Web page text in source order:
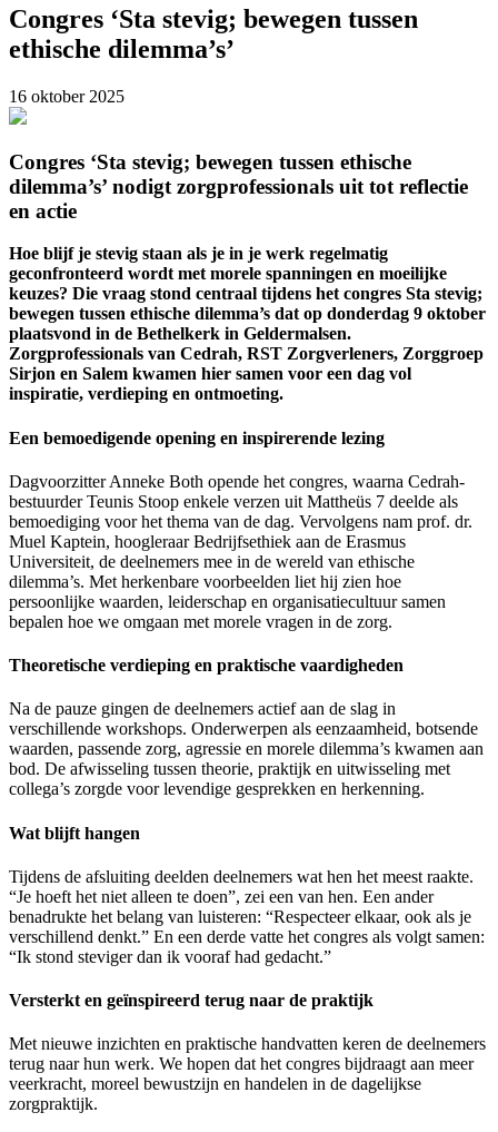
Congres ‘Sta stevig; bewegen tussen
ethische dilemma’s’
16 oktober 2025
Congres ‘Sta stevig; bewegen tussen ethische
dilemma’s’ nodigt zorgprofessionals uit tot reflectie
en actie
Hoe blijf je stevig staan als je in je werk regelmatig
geconfronteerd wordt met morele spanningen en moeilijke
keuzes? Die vraag stond centraal tijdens het congres Sta stevig;
bewegen tussen ethische dilemma’s dat op donderdag 9 oktober
plaatsvond in de Bethelkerk in Geldermalsen.
Zorgprofessionals van Cedrah, RST Zorgverleners, Zorggroep
Sirjon en Salem kwamen hier samen voor een dag vol
inspiratie, verdieping en ontmoeting.
Een bemoedigende opening en inspirerende lezing
Dagvoorzitter Anneke Both opende het congres, waarna Cedrah-
bestuurder Teunis Stoop enkele verzen uit Mattheüs 7 deelde als
bemoediging voor het thema van de dag. Vervolgens nam prof. dr.
Muel Kaptein, hoogleraar Bedrijfsethiek aan de Erasmus
Universiteit, de deelnemers mee in de wereld van ethische
dilemma’s. Met herkenbare voorbeelden liet hij zien hoe
persoonlijke waarden, leiderschap en organisatiecultuur samen
bepalen hoe we omgaan met morele vragen in de zorg.
Theoretische verdieping en praktische vaardigheden
Na de pauze gingen de deelnemers actief aan de slag in
verschillende workshops. Onderwerpen als eenzaamheid, botsende
waarden, passende zorg, agressie en morele dilemma’s kwamen aan
bod. De afwisseling tussen theorie, praktijk en uitwisseling met
collega’s zorgde voor levendige gesprekken en herkenning.
Wat blijft hangen
Tijdens de afsluiting deelden deelnemers wat hen het meest raakte.
“Je hoeft het niet alleen te doen”, zei een van hen. Een ander
benadrukte het belang van luisteren: “Respecteer elkaar, ook als je
verschillend denkt.” En een derde vatte het congres als volgt samen:
“Ik stond steviger dan ik vooraf had gedacht.”
Versterkt en geïnspireerd terug naar de praktijk
Met nieuwe inzichten en praktische handvatten keren de deelnemers
terug naar hun werk. We hopen dat het congres bijdraagt aan meer
veerkracht, moreel bewustzijn en handelen in de dagelijkse
zorgpraktijk.